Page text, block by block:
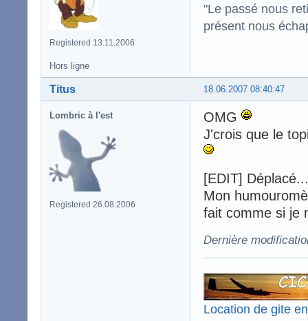
Registered 13.11.2006
"Le passé nous
présent nous
Hors ligne
18.06.2007 08:40:47
Titus
Lombric à l'est
Registered 26.08.2006
OMG
J'crois que le
[EDIT]
Mon
fait comme si je
Dernière
Location de gite